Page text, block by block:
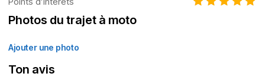
Photos du trajet à moto
Ajouter une photo
Ton avis